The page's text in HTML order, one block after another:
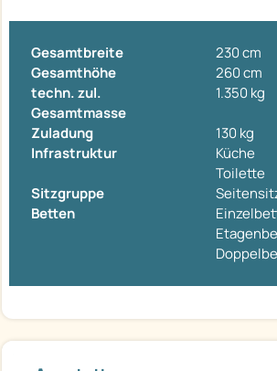
Gesamtbreite
230 cm
Gesamthöhe
260 cm
techn. zul.
Gesamtmasse
1.350 kg
Zuladung
130 kg
Infrastruktur
Küche
Toilette
Sitzgruppe
Betten